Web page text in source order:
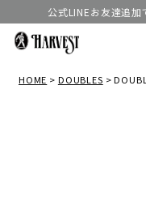
公式LINEお友達追加
HOME DOUBLES